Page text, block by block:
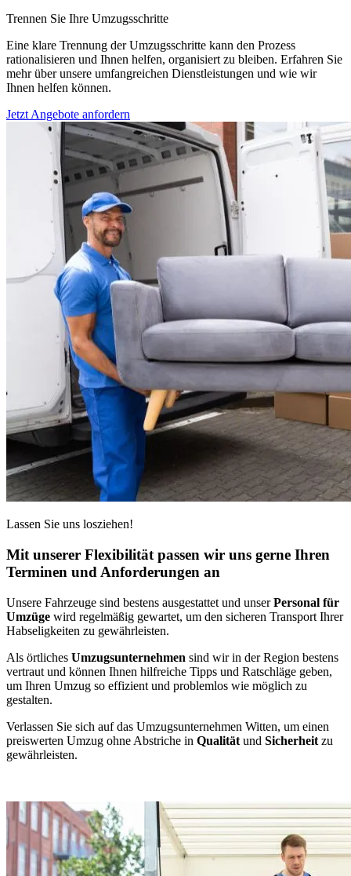
Trennen Sie Ihre Umzugsschritte
Eine klare Trennung der Umzugsschritte kann den Prozess
rationalisieren und Ihnen helfen, organisiert zu bleiben. Erfahren Sie
mehr über unsere umfangreichen Dienstleistungen und wie wir
Ihnen helfen können.
Jetzt Angebote anfordern
Lassen Sie uns losziehen!
Mit unserer Flexibilität passen wir uns gerne Ihren
Terminen und Anforderungen an
Unsere Fahrzeuge sind bestens ausgestattet und unserPersonal für
Umzüge wird regelmäßig gewartet, um den sicheren Transport Ihrer
Habseligkeiten zu gewährleisten.
Als örtliches Umzugsunternehmen sind wir in der Region bestens
vertraut und können Ihnen hilfreiche Tipps und Ratschläge geben,
um Ihren Umzug so effizient und problemlos wie möglich zu
gestalten.
Verlassen Sie sich auf das Umzugsunternehmen Witten, um einen
preiswerten Umzug ohne Abstriche in Qualität und Sicherheit zu
gewährleisten.